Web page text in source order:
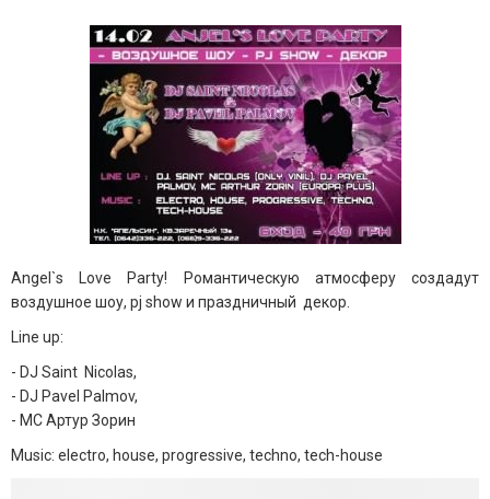
Angel`s Love Party!
Романтическую атмосферу создадут
воздушное шоу, pj show и праздничный декор.
Line up:
- DJ Saint Nicolas,
- DJ Pavel Palmov,
- MC Артур Зорин
Music: electro, house, progressive, techno, tech-house